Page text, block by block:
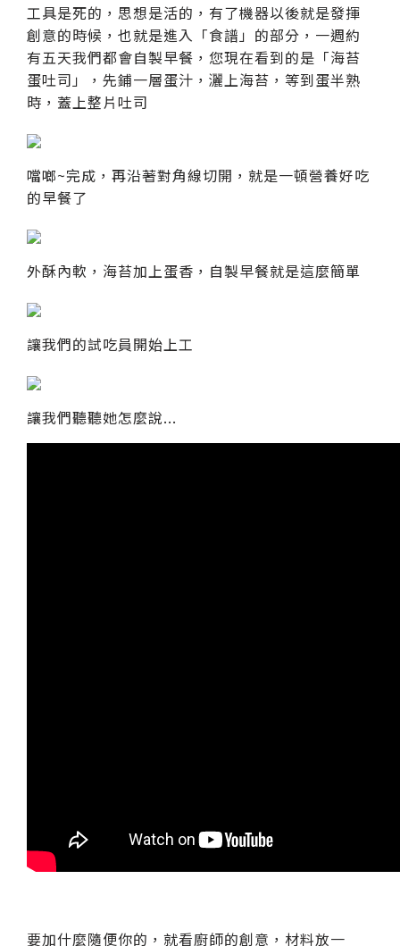
工具是死的，思想是活的，有了機器以後就是發揮
創意的時候，也就是進入「食譜」的部分，一週約
有五天我們都會自製早餐，您現在看到的是「海苔
蛋吐司」，先鋪一層蛋汁，灑上海苔，等到蛋半熟
時，蓋上整片吐司
噹啷~完成，再沿著對角線切開，就是一頓營養好吃
的早餐了
外酥內軟，海苔加上蛋香，自製早餐就是這麼簡單
讓我們的試吃員開始上工
讓我們聽聽她怎麼說...
要加什麼隨便你的，就看廚師的創意，材料放一